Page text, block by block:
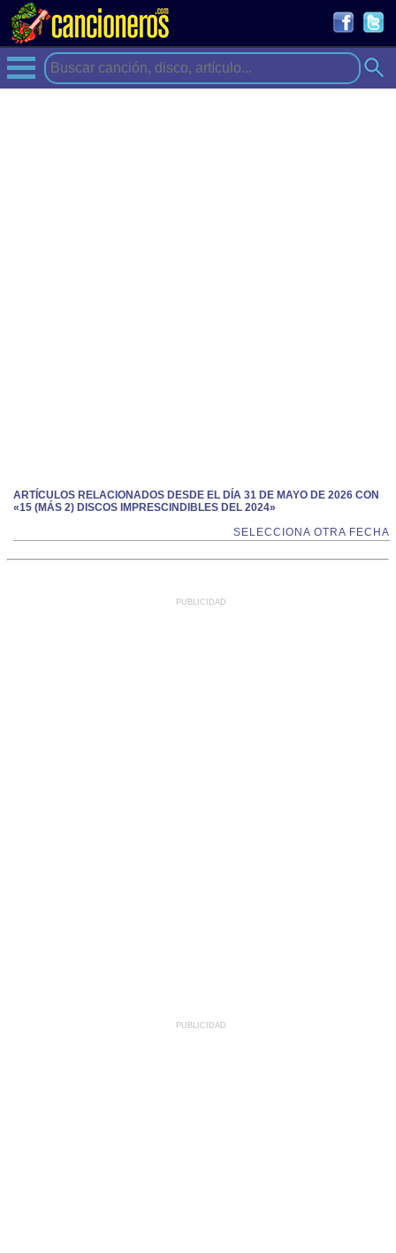
ARTÍCULOS RELACIONADOS DESDE EL DÍA 31 DE MAYO DE 2026 CON
«15 (MÁS 2) DISCOS IMPRESCINDIBLES DEL 2024»
SELECCIONA OTRA FECHA
PUBLICIDAD
PUBLICIDAD